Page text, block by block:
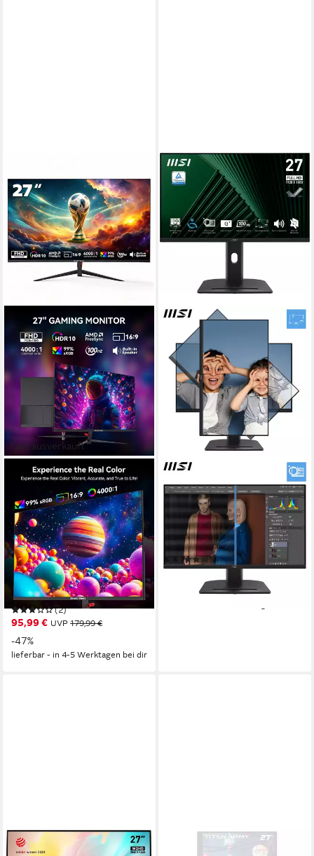
Fast ausverkauft
GREAT VOELL
27 Zoll FHD PC Monitor,
100Hz, Integrierte
Lautsprecher, Rahmenlos
LED-Monitor
68,6 cm/ 27 Zoll Diagonale
1920 x 1080 px, FHD Auflösung
1 ms Reaktionszeit
Produktdatenblatt
(2)
95,99 € UVP 179,99 €
-47%
lieferbar - in 4-5 Werktagen bei dir
PRO MP275PG LED-Monitor
69 cm/ 27 Zoll Diagonale
1920 x 1080 px, Full HD
Auflösung
1 ms Reaktionszeit
Produktdatenblatt
(15)
97,68 €